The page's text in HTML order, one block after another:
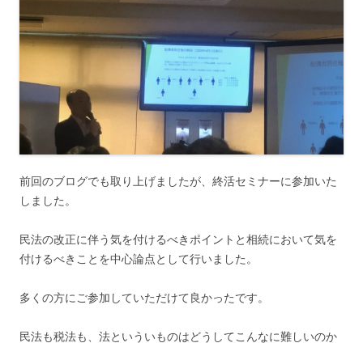
前回のブログでも取り上げましたが、終活セミナーに参加いた
しました。
民法の改正に伴う気を付けるべきポイントと相続において気を
付けるべきことを中心論点として行いました。
多くの方にご参加していただけて良かったです。
民法も税法も、法といういものはどうしてこんなに難しいのか